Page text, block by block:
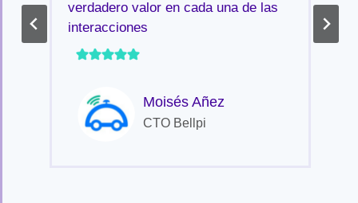
verdadero valor en cada una de las
interacciones
Moisés Añez
CTO Bellpi